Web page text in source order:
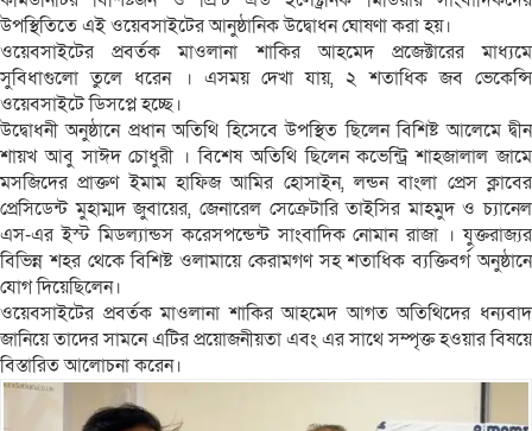
উপস্থিতিতে এই ওয়েবসাইটের আনুষ্ঠানিক উদ্বোধন ঘোষণা করা হয়।
ওয়েবসাইটের প্রবর্তক মাওলানা শাকির আহমেদ প্রজেক্টারের মাধ্যমে
সুবিধাগুলো তুলে ধরেন । এসময় দেখা যায়, ২ শতাধিক জব ভেকেন্সি
ওয়েবসাইটে ডিসপ্লে হচ্ছে।
উদ্বোধনী অনুষ্ঠানে প্রধান অতিথি হিসেবে উপস্থিত ছিলেন বিশিষ্ট আলেমে দ্বীন
শায়খ আবু সাঈদ চোধুরী । বিশেষ অতিথি ছিলেন কভেন্ট্রি শাহজালাল জামে
মসজিদের প্রাক্তণ ইমাম হাফিজ আমির হোসাইন, লন্ডন বাংলা প্রেস ক্লাবের
প্রেসিডেন্ট মুহাম্মদ জুবায়ের, জেনারেল সেক্রেটারি তাইসির মাহমুদ ও চ্যানেল
এস-এর ইস্ট মিডল্যান্ডস করেসপন্ডেন্ট সাংবাদিক নোমান রাজা । যুক্তরাজ্যর
বিভিন্ন শহর থেকে বিশিষ্ট ওলামায়ে কেরামগণ সহ শতাধিক ব্যক্তিবর্গ অনুষ্ঠানে
যোগ দিয়েছিলেন।
ওয়েবসাইটের প্রবর্তক মাওলানা শাকির আহমেদ আগত অতিথিদের ধন‍্যবাদ
জানিয়ে তাদের সামনে এটির প্রয়োজনীয়তা এবং এর সাথে সম্পৃক্ত হওয়ার বিষয়ে
বিস্তারিত আলোচনা করেন।